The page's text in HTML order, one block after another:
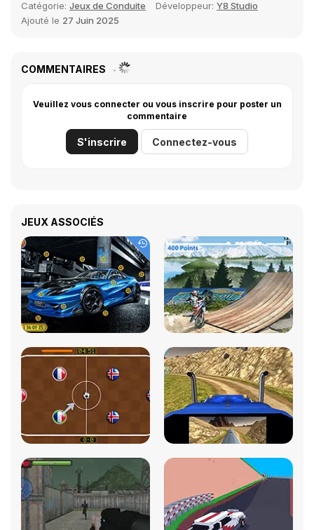
Catégorie: Jeux de Conduite Développeur: Y8 Studio
Ajouté le 27 Juin 2025
COMMENTAIRES
Veuillez vous connecter ou vous inscrire pour poster un
commentaire
S'inscrire Connectez-vous
JEUX ASSOCIÉS